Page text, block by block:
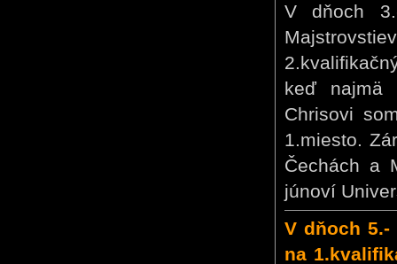
V dňoch
keď najmä
Chrisovi
1.miesto.
Čechách a
júnoví
V dňoch 5.-
na